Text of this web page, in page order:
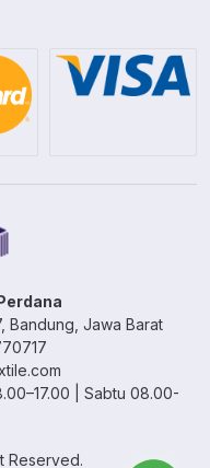
Bandung, Jawa Barat
| Sabtu 08.00-
Reserved.